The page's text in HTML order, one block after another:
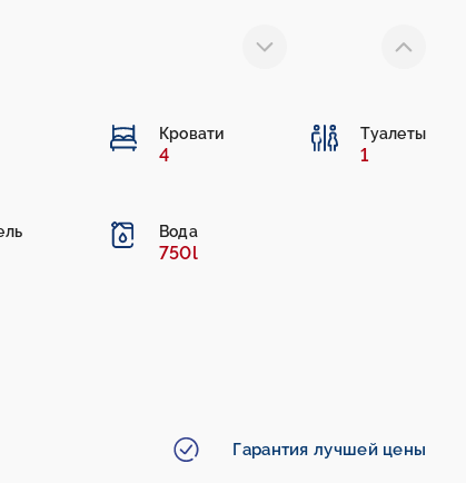
Кровати
4
Туалеты
1
Вода
750l
Гарантия лучшей цены